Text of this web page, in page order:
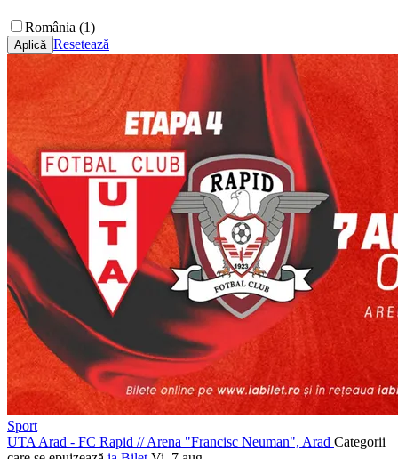
România (1)
Resetează
Sport
UTA Arad - FC Rapid //Arena "Francisc Neuman", Arad Categorii